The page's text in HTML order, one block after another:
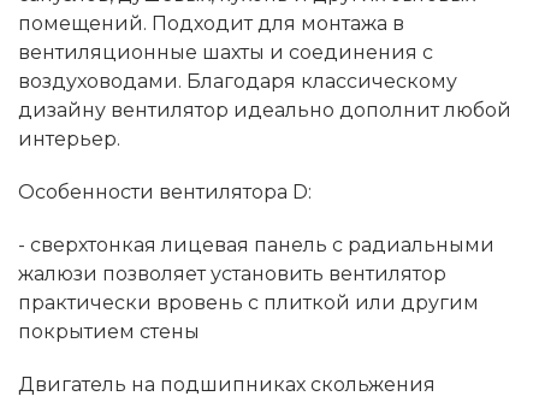
помещений. Подходит для монтажа в
вентиляционные шахты и соединения с
воздуховодами. Благодаря классическому
дизайну вентилятор идеально дополнит любой
интерьер.
Особенности вентилятора D:
- сверхтонкая лицевая панель c радиальными
жалюзи позволяет установить вентилятор
практически вровень с плиткой или другим
покрытием стены
Двигатель на подшипниках скольжения